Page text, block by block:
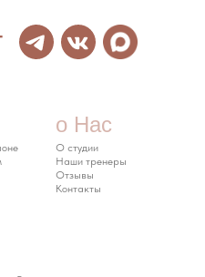
о Нас
О студии
Наши тренеры
Отзывы
Контакты